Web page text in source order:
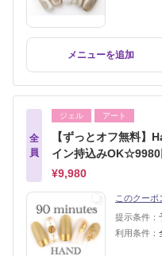
メニューを追加
全
員
ジェル アート
【ずっとオフ無料
イン持込みOK☆9980
¥9,980
このクーポ
提示条件：
利用条件：